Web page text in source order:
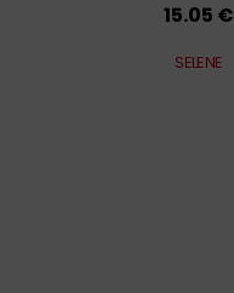
15.05 €
SELENE